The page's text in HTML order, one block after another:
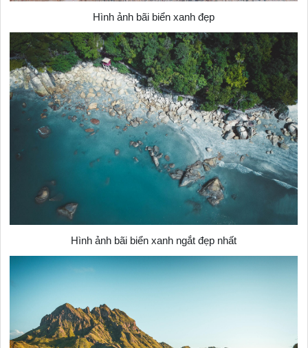
Hình ảnh bãi biển xanh đẹp
Hình ảnh bãi biển xanh ngắt đẹp nhất